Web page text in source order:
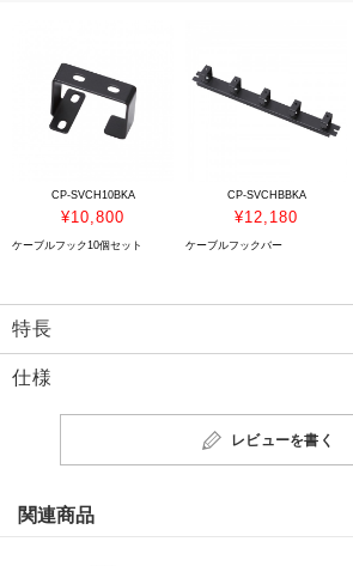
CP-SVCH10BKA
¥10,800
ケーブルフック10個セット
CP-SVCHBBKA
¥12,180
ケーブルフックバー
特長
仕様
レビューを書く
関連商品